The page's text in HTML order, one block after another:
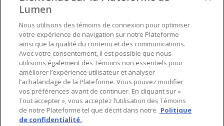
Préférences en matière de cookies
Lumen
Nous utilisons des témoins de connexion pour optimiser
votre expérience de navigation sur notre Plateforme
ainsi que la qualité du contenu et des communications.
Avec votre consentement, il est possible que nous
utilisions également des Témoins non essentiels pour
améliorer l’expérience utilisateur et analyser
l’achalandage de la Plateforme. Vous pouvez modifier
vos préférences avant de continuer. En cliquant sur «
Tout accepter », vous acceptez l’utilisation des Témoins
de notre Plateforme tel que décrit dans notre Politique
de confidentialité.